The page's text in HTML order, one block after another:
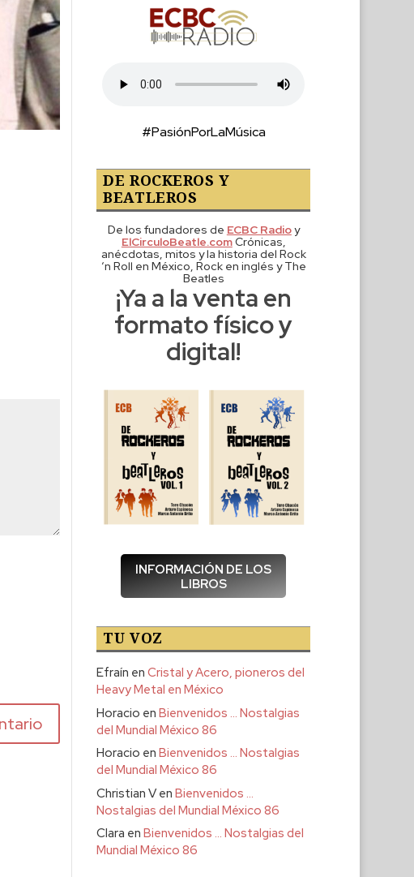
#PasiónPorLaMúsica
DE ROCKEROS Y
BEATLEROS
De los fundadores de ECBC Radioy
ElCirculoBeatle.comCrónicas,
anécdotas, mitos y la historia del Rock
‘n Roll en México, Rock en inglés y The
Beatles
¡Ya a la venta en
formato físico y
digital!
INFORMACIÓN DE LOS
LIBROS
TU VOZ
Efraín enCristal y Acero, pioneros del
Heavy Metal en México
Horacio enBienvenidos … Nostalgias
del Mundial México 86
Horacio enBienvenidos … Nostalgias
del Mundial México 86
Christian VenBienvenidos …
Nostalgias del Mundial México 86
Clara enBienvenidos … Nostalgias del
Mundial México 86